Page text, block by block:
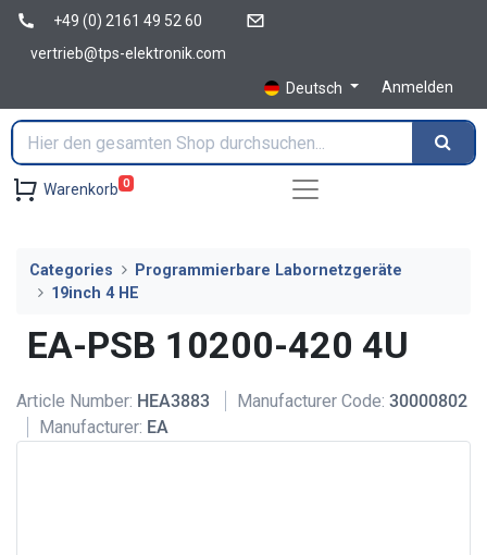
+49 (0) 2161 49 52 60
vertrieb@tps-elektronik.com
Deutsch
Anmelden
Warenkorb 0
Categories
Programmierbare Labornetzgeräte
19inch 4 HE
EA-PSB 10200-420 4U
Article Number: HEA3883 Manufacturer Code: 30000802
Manufacturer: EA